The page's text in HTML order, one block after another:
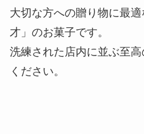
大切な方への贈り物に最
才」のお菓子です。
洗練された店内に並ぶ至
ください。